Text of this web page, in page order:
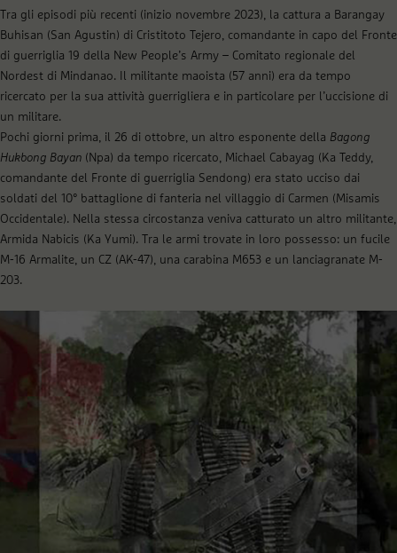
Tra gli episodi più recenti (inizio novembre 2023), la cattura a Barangay
Buhisan (San Agustin) di Cristitoto Tejero, comandante in capo del Fronte
di guerriglia 19 della New People’s Army – Comitato regionale del
Nordest di Mindanao. Il militante maoista (57 anni) era da tempo
ricercato per la sua attività guerrigliera e in particolare per l’uccisione di
un militare.
Pochi giorni prima, il 26 di ottobre, un altro esponente della Bagong
Hukbong Bayan (Npa) da tempo ricercato, Michael Cabayag (Ka Teddy,
comandante del Fronte di guerriglia Sendong) era stato ucciso dai
soldati del 10° battaglione di fanteria nel villaggio di Carmen (Misamis
Occidentale). Nella stessa circostanza veniva catturato un altro militante,
Armida Nabicis (Ka Yumi). Tra le armi trovate in loro possesso: un fucile
M-16 Armalite, un CZ (AK-47), una carabina M653 e un lanciagranate M-
203.